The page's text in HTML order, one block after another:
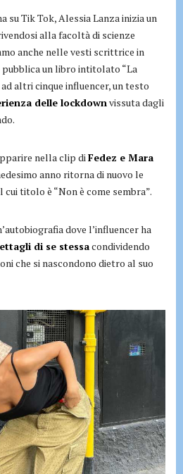
su Tik Tok, Alessia Lanza inizia un
alla facoltà di scienze
anche nelle vesti scrittrice in
pubblica un libro intitolato “La
altri cinque influencer, un testo
delle lockdownvissuta dagli
nella clip diFedez e Mara
anno ritorna di nuovo le
titolo è “Non è come sembra”.
dove l’influencer ha
di se stessacondividendo
che si nascondono dietro al suo